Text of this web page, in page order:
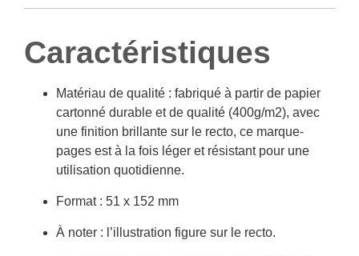
Caractéristiques
Matériau de qualité : fabriqué à partir de papier
cartonné durable et de qualité (400g/m2), avec
une finition brillante sur le recto, ce marque-
pages est à la fois léger et résistant pour une
utilisation quotidienne.
Format : 51 x 152 mm
À noter : l’illustration figure sur le recto.